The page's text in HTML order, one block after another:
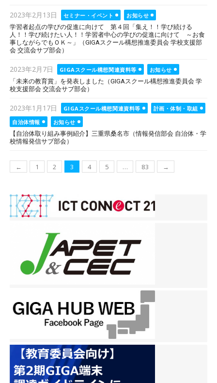
Posted
on
2023年2月13日 セミナー・イベント
お知らせ
学習者起点の学びの促進に向けて 第４回「集え！！学び続ける
人！！学び続けたい人！！学習者中心の学びの促進に向けて ～お食
事しながらでもＯＫ～」（GIGAスクール構想推進委員会 学校支援部
会 交流会サブ部会）
Posted
on
2023年2月7日 GIGAスクール構想関連資料等
お知らせ
「未来の教育賞」を発表しました（GIGAスクール構想推進委員会 学
校支援部会 交流会サブ部会）
Posted
on
2023年1月17日 GIGAスクール構想関連資料等
計画・体制・取組
自治体情報
お知らせ
【自治体取り組み事例紹介】三重県桑名市（情報発信部会 自治体・学
校情報発信サブ部会）
投
ナ
ビ
ゲ
ョ
← 1 2 3 4 5 … 83 →